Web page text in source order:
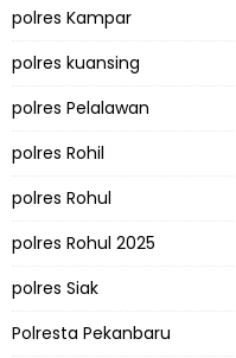
polres Kampar
polres kuansing
polres Pelalawan
polres Rohil
polres Rohul
polres Rohul 2025
polres Siak
Polresta Pekanbaru